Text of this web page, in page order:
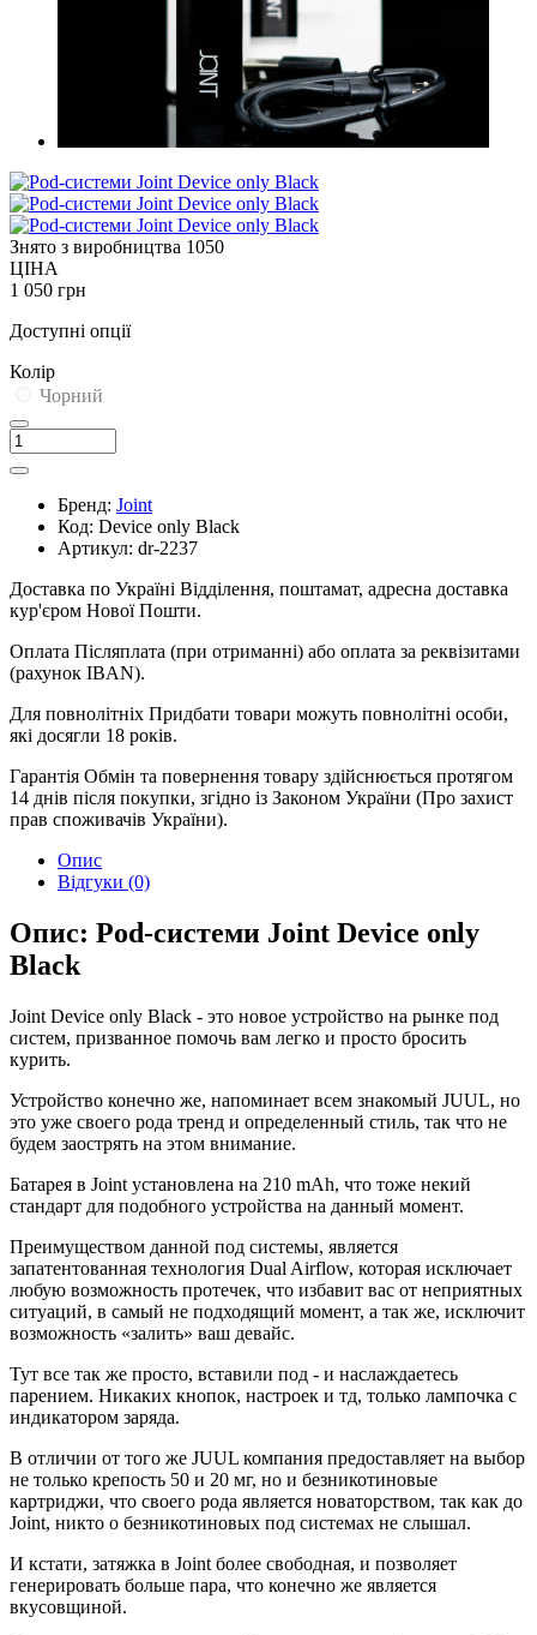
Знято з виробництва 1050
ЦІНА
1 050 грн
Доступні опції
Колір
Чорний
Бренд: Joint
Код: Device only Black
Артикул: dr-2237
Доставка по Україні Відділення, поштамат, адресна доставка
кур'єром Нової Пошти.
Оплата Післяплата (при отриманні) або оплата за реквізитами
(рахунок IBAN).
Для повнолітніх Придбати товари можуть повнолітні особи,
які досягли 18 років.
Гарантія Обмін та повернення товару здійснюється протягом
14 днів після покупки, згідно із Законом України (Про захист
прав споживачів України).
Опис
Відгуки (0)
Опис: Pod-системи Joint Device only
Black
Joint Device only Black - это новое устройство на рынке под
систем, призванное помочь вам легко и просто бросить
курить.
Устройство конечно же, напоминает всем знакомый JUUL, но
это уже своего рода тренд и определенный стиль, так что не
будем заострять на этом внимание.
Батарея в Joint установлена на 210 mAh, что тоже некий
стандарт для подобного устройства на данный момент.
Преимуществом данной под системы, является
запатентованная технология Dual Airflow, которая исключает
любую возможность протечек, что избавит вас от неприятных
ситуаций, в самый не подходящий момент, а так же, исключит
возможность «залить» ваш девайс.
Тут все так же просто, вставили под - и наслаждаетесь
парением. Никаких кнопок, настроек и тд, только лампочка с
индикатором заряда.
В отличии от того же JUUL компания предоставляет на выбор
не только крепость 50 и 20 мг, но и безникотиновые
картриджи, что своего рода является новаторством, так как до
Joint, никто о безникотиновых под системах не слышал.
И кстати, затяжка в Joint более свободная, и позволяет
генерировать больше пара, что конечно же является
вкусовщиной.